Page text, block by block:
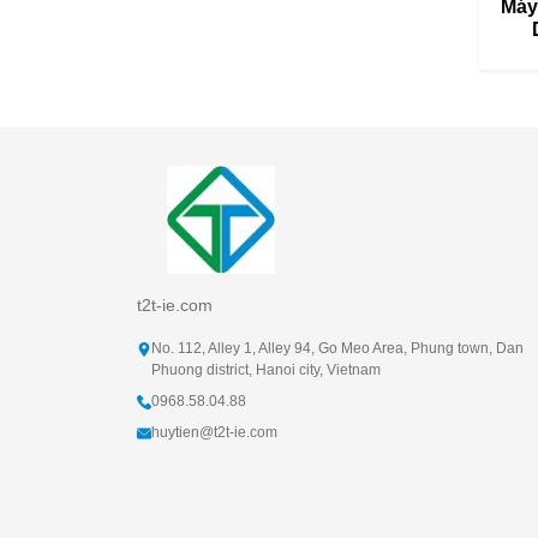
t2t-ie.com
No. 112, Alley 1, Alley 94, Go Meo Area, Phung town, Dan
Phuong district, Hanoi city, Vietnam
0968.58.04.88
huytien@t2t-ie.com